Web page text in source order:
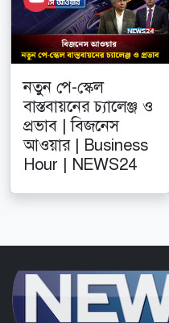
নতুন পে-স্কেল
বাস্তবায়নের চ্যালেঞ্জ ও
প্রভাব | বিজনেস
আওয়ার | Business
Hour | NEWS24